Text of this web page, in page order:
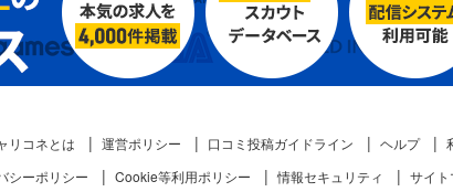
リコネとは 運営ポリシー 口コミ投稿ガイドライン ヘルプ
シーポリシー Cookie等利用ポリシー 情報セキュリティ サイ